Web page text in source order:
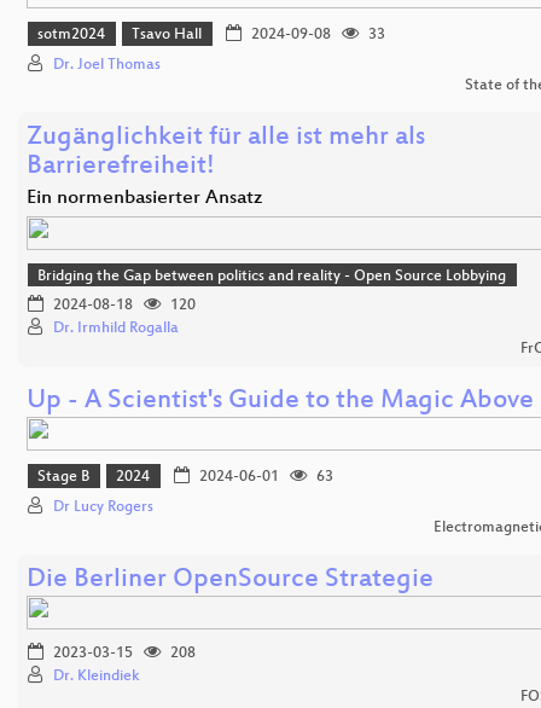
sotm2024 Tsavo Hall 2024-09-08
33
Dr. Joel Thomas
State of
Zugänglichkeit für alle ist mehr als
Barrierefreiheit!
Ein normenbasierter Ansatz
Bridging the Gap between politics and reality - Open Source Lobbying
2024-08-18
120
Dr. Irmhild Rogalla
Up - A Scientist's Guide to the Magic Above
Stage B 2024 2024-06-01
63
Dr Lucy Rogers
Die Berliner OpenSource Strategie
2023-03-15
208
Dr. Kleindiek